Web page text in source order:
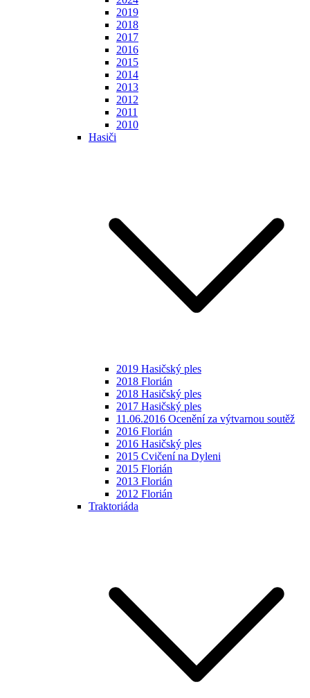
2019
2018
2017
2016
2015
2014
2013
2012
2011
2010
Hasiči
2019 Hasičský ples
2018 Florián
2018 Hasičský ples
2017 Hasičský ples
11.06.2016 Ocenění za výtvarnou soutěž
2016 Florián
2016 Hasičský ples
2015 Cvičení na Dyleni
2015 Florián
2013 Florián
2012 Florián
Traktoriáda